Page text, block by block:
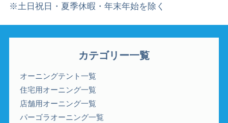
※土日祝日・夏季休暇・年末年始を除く
カテゴリー一覧
オーニングテント一覧
住宅用オーニング一覧
店舗用オーニング一覧
パーゴラオーニング一覧